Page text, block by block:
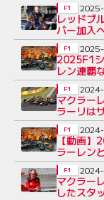
レッドブ
バー加入
2026年に
F1
2025F1
レン連覇
チームメ
F1
マクラー
ラーリは
決
F1
【動画】
ラーレン
トレート
F1
マクラー
したスタ
F1